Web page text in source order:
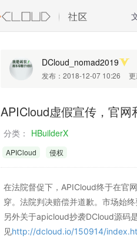
DCloud_nomad2019
发布：2018-12-07 10:26
APICloud虚假宣传，官网
分类： HBuilderX
APICloud 侵权
在法院督促下，APICloud终于在官
穿。法院判决赔偿并道歉。市场始
另外关于apicloud抄袭DCloud源码
见http://dcloud.io/150914/